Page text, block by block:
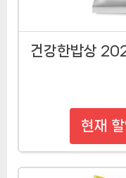
건강한밥상
현재